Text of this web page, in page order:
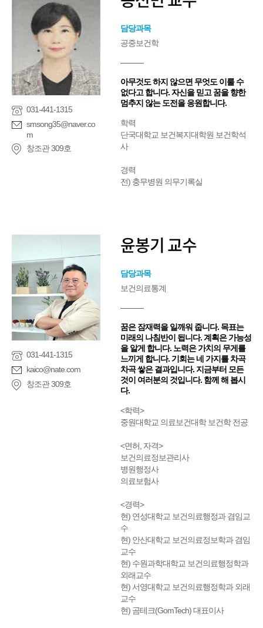
031-441-1315
smsong35@naver.co
m
창조관 309호
담당과목
공중보건학
아무것도 하지 않으면 무엇도 이룰 수
없다고 합니다. 자신을 믿고 꿈을 향한
멈추지 않는 도전을 응원합니다.
학력
단국대학교 보건복지대학원 보건학석
사
경력
전) 충무병원 의무기록실
031-441-1315
kaico@nate.com
창조관 309호
윤봉기 교수
담당과목
보건의료통계
꿈은 잠재력을 일깨워 줍니다. 목표는
미래의 나침반이 됩니다. 계획은 가능성
을 알게 합니다. 노력은 가치의 무게를
느끼게 합니다. 기회는 네 가지를 차곡
차곡 쌓은 결과입니다. 지금부터 모든
것이 여러분의 것입니다. 함께 해 봅시
다.
<학력>
중원대학교 의료보건대학 보건학 전공
<면허, 자격>
보건의료정보관리사
병원행정사
의료보험사
<경력>
현) 연성대학교 보건의료행정과 겸임교
수
현) 안산대학교 보건의료정보학과 겸임
교수
현) 수원과학대학교 보건의료행정학과
외래교수
현) 서영대학교 보건의료행정학과 외래
교수
현) 곰테크(GomTech) 대표이사